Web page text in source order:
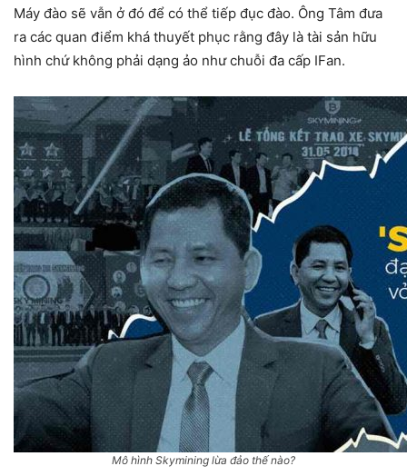
Máy đào sẽ vẫn ở đó để có thể tiếp đục đào. Ông Tâm đưa
ra các quan điểm khá thuyết phục rằng đây là tài sản hữu
hình chứ không phải dạng ảo như chuỗi đa cấp IFan.
Mô hình Skymining lừa đảo thế nào?